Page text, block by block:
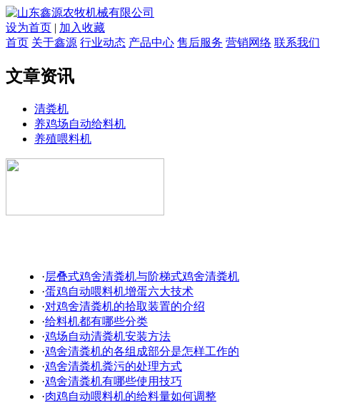
设为首页 | 加入收藏
首页 关于鑫源 行业动态 产品中心 售后服务 营销网络 联系我们
文章资讯
清粪机
养鸡场自动给料机
养殖喂料机
·层叠式鸡舍清粪机与阶梯式鸡舍清粪机
·蛋鸡自动喂料机增蛋六大技术
·对鸡舍清粪机的拾取装置的介绍
·给料机都有哪些分类
·鸡场自动清粪机安装方法
·鸡舍清粪机的各组成部分是怎样工作的
·鸡舍清粪机粪污的处理方式
·鸡舍清粪机有哪些使用技巧
·肉鸡自动喂料机的给料量如何调整